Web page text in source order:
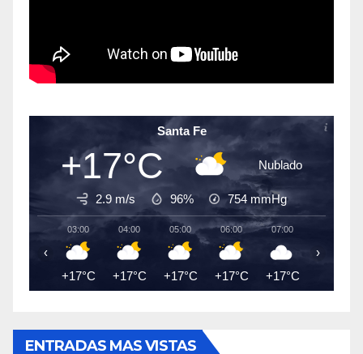
Santa Fe
+17°C Nublado
2.9 m/s 96% 754 mmHg
03:00
+17°C
04:00
+17°C
05:00
+17°C
06:00
+17°C
07:00
+17°C
‹ ›
ENTRADAS MAS VISTAS